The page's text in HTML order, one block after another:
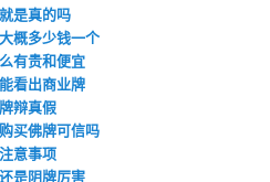
是真的吗
概多少钱一个
有贵和便宜
看出商业牌
辩真假
买佛牌可信吗
意事项
是阴牌厉害